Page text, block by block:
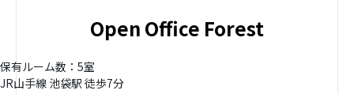
Open Office Forest
保有ルーム数：5室
JR山手線 池袋駅 徒歩7分